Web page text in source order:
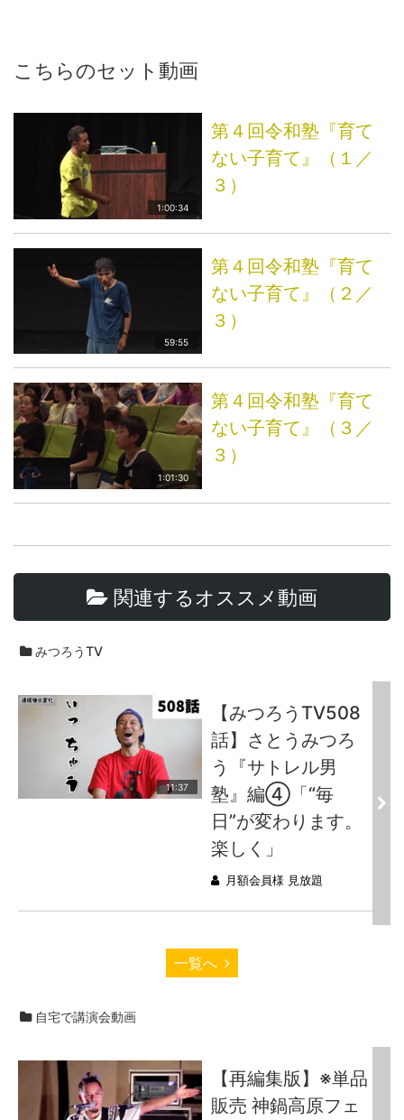
こちらのセット動画
1:00:34
第４回令和塾『育て
ない子育て』（１／
３）
59:55
第４回令和塾『育て
ない子育て』（２／
３）
1:01:30
第４回令和塾『育て
ない子育て』（３／
３）
関連するオススメ動画
みつろうTV
11:37
【みつろうTV508
話】さとうみつろ
う『サトレル男
塾』編④「“毎
日”が変わります。
楽しく」
月額会員様 見放題
一覧へ
自宅で講演会動画
【再編集版】※単品
販売 神鍋高原フェ